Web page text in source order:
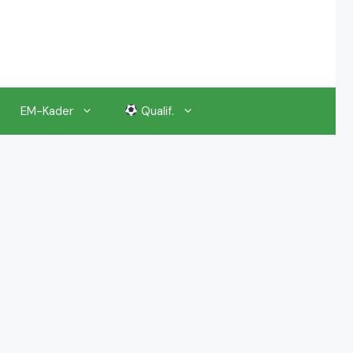
EM-Kader Qualif.